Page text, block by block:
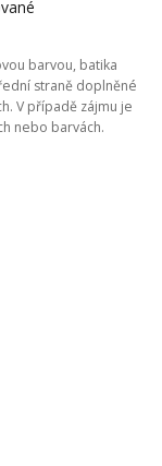
barvou, batika
straně doplněné
V případě zájmu je
nebo barvách.